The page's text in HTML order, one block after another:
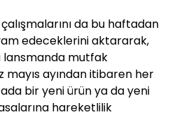
da bu haftadan
edeceklerini aktararak,
lansmanda mutfak
mayıs ayından itibaren her
bir yeni ürün ya da yeni
hareketlilik